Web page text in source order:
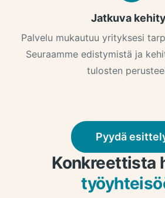
Jatkuva
Palvelu mukautuu yrityksesi
Seuraamme edistymistä ja
tulosten
Pyydä
Konkreettista